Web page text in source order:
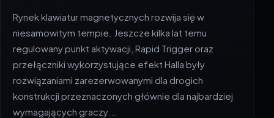
Rynek klawiatur magnetycznych rozwija się w
niesamowitym tempie. Jeszcze kilka lat temu
regulowany punkt aktywacji, Rapid Trigger oraz
przełączniki wykorzystujące efekt Halla były
rozwiązaniami zarezerwowanymi dla drogich
konstrukcji przeznaczonych głównie dla najbardziej
wymagających graczy.…